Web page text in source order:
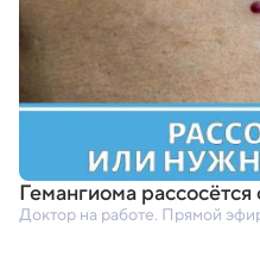
Гемангиома
Доктор на работе. Прямой